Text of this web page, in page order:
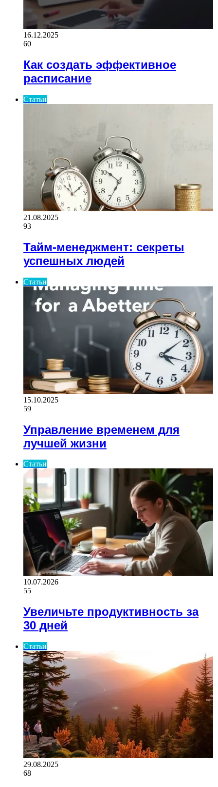
16.12.2025
60
Как создать эффективное
расписание
Статьи
21.08.2025
93
Тайм-менеджмент: секреты
успешных людей
Статьи
15.10.2025
59
Управление временем для
лучшей жизни
Статьи
10.07.2026
55
Увеличьте продуктивность за
30 дней
Статьи
29.08.2025
68